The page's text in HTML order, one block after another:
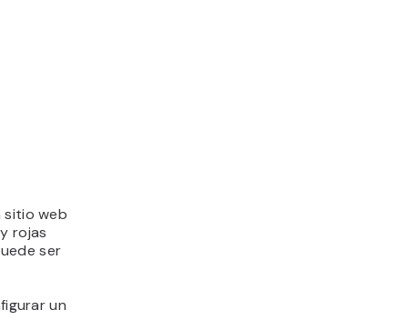
sitio web
rojas
ser
un